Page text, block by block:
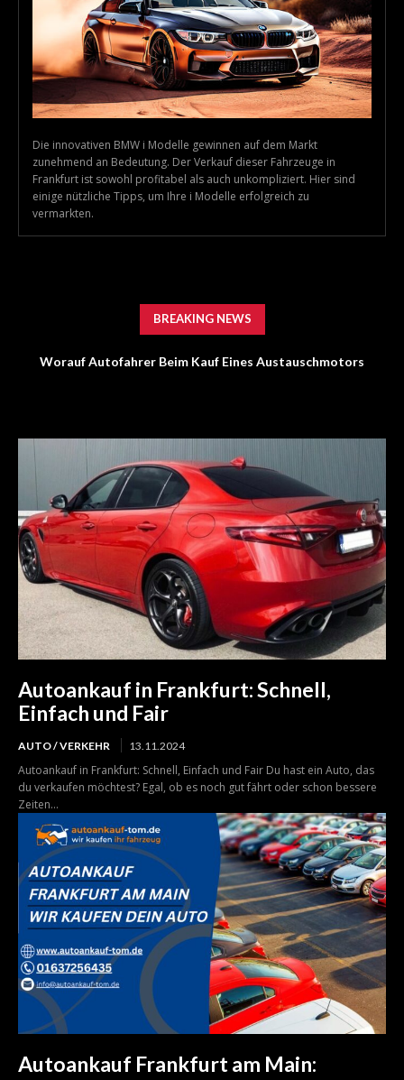
Die innovativen BMW i Modelle gewinnen auf dem Markt
zunehmend an Bedeutung. Der Verkauf dieser Fahrzeuge in
Frankfurt ist sowohl profitabel als auch unkompliziert. Hier sind
einige nützliche Tipps, um Ihre i Modelle erfolgreich zu
vermarkten.
BREAKING NEWS
Worauf Autofahrer Beim Kauf Eines Austauschmotors
Autoankauf in Frankfurt: Schnell,
Einfach und Fair
AUTO / VERKEHR 13.11.2024
Autoankauf in Frankfurt: Schnell, Einfach und Fair Du hast ein Auto, das
du verkaufen möchtest? Egal, ob es noch gut fährt oder schon bessere
Zeiten...
Autoankauf Frankfurt am Main: